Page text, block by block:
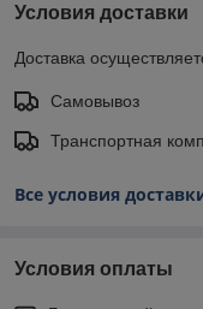
Условия доставки
Доставка
Самовывоз
Транспортная
Все условия
Условия оплаты